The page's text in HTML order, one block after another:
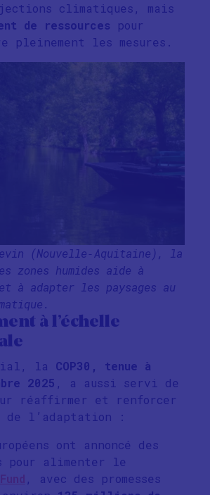
climatiques, mais
de ressources pour
pleinement les mesures.
(Nouvelle‑Aquitaine), la
zones humides aide à
à adapter les paysages au
à l’échelle
la COP30, tenue à
2025 , a aussi servi de
réaffirmer et renforcer
de l’adaptation :
ont annoncé des
pour alimenter le
, avec des promesses